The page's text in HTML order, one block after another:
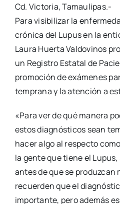
Cd. Victoria, Tamaulipas.-
Para visibilizar la
crónica del Lupus en la
Laura Huerta Valdovinos
un Registro Estatal de
promoción de exámenes
temprana y la atención a
«Para ver de qué manera
estos diagnósticos sean
hacer algo al respecto
la gente que tiene el
antes de que se
recuerden que el
importante, pero además